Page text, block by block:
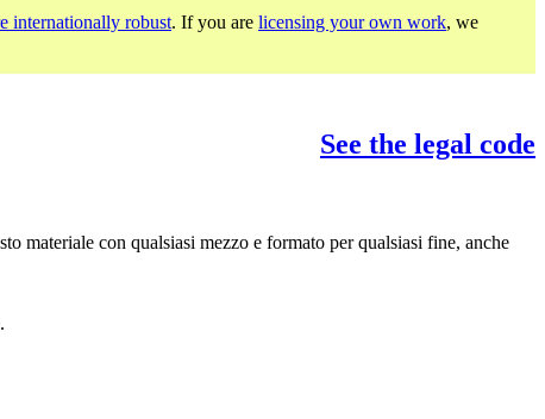
internationally robust. If you are licensing your own work, we
See the legal code
materiale con qualsiasi mezzo e formato per qualsiasi fine, anche